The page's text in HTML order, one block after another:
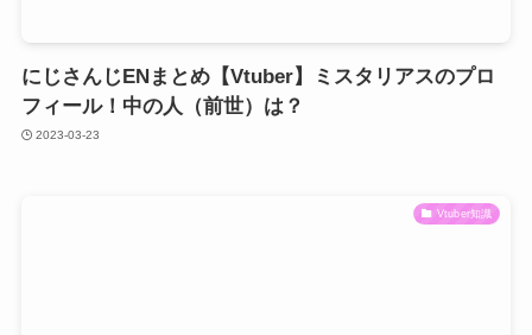
にじさんじENまとめ【Vtuber】ミスタリアスのプロ
フィール！中の人（前世）は？
2023-03-23
Vtuber知識